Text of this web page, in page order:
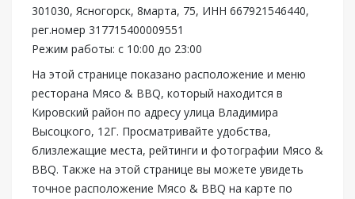
301030, Ясногорск, 8марта, 75, ИНН 667921546440,
рег.номер 317715400009551
Режим работы: с 10:00 до 23:00
На этой странице показано расположение и меню
ресторана Мясо & BBQ, который находится в
Кировский район по адресу улица Владимира
Высоцкого, 12Г. Просматривайте удобства,
близлежащие места, рейтинги и фотографии Мясо &
BBQ. Также на этой странице вы можете увидеть
точное расположение Мясо & BBQ на карте по